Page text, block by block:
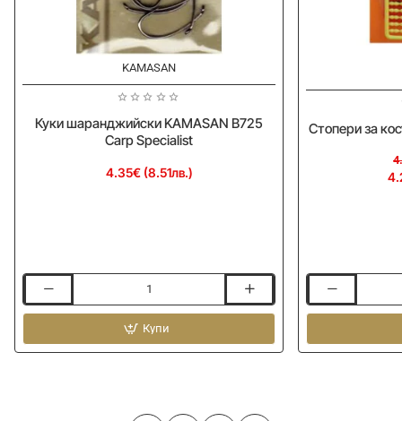
KAMASAN
Куки шаранджийски KAMASAN B725
Carp Specialist
4.35€ (8.51лв.)
шаранджийски
B725
Купи
Стопери за
за
GURU